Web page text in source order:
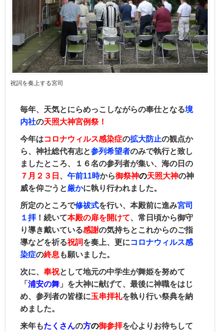
祝詞を奏上する宮司
毎年、天気とにらめっこしながらの奉仕となる境
内社の天照大神宮例祭！
今年はコロナウィルス感染症の拡大防止の観点か
ら、神社総代有志と参列希望者のみで執行と致し
ましたところ、１６名の参列者が集い、 海の日の
７月２３日 、 午前11時から御祭神の天照大神の神
威を仰ごうと厳かに執り行われました。
所定のところで修祓式を行い、本殿前に進み宮司
１拝！続いて本殿の扉を開けて、常日頃から御守
り導き戴いている感謝の気持ちとこれからのご指
導などを祈る祝詞を奏上、更にコロナウィルス感
染症の終息 も願いました。
次に、 奉祝として地元の中学生が舞姫を努めて
「 浦安の舞 」を大神に献げて、 最後に神職をはじ
め、参列者の皆様に玉串拝礼を執り行い祭典を納
めました。
来年もたくさんの方の御参拝を心よりお待ちして